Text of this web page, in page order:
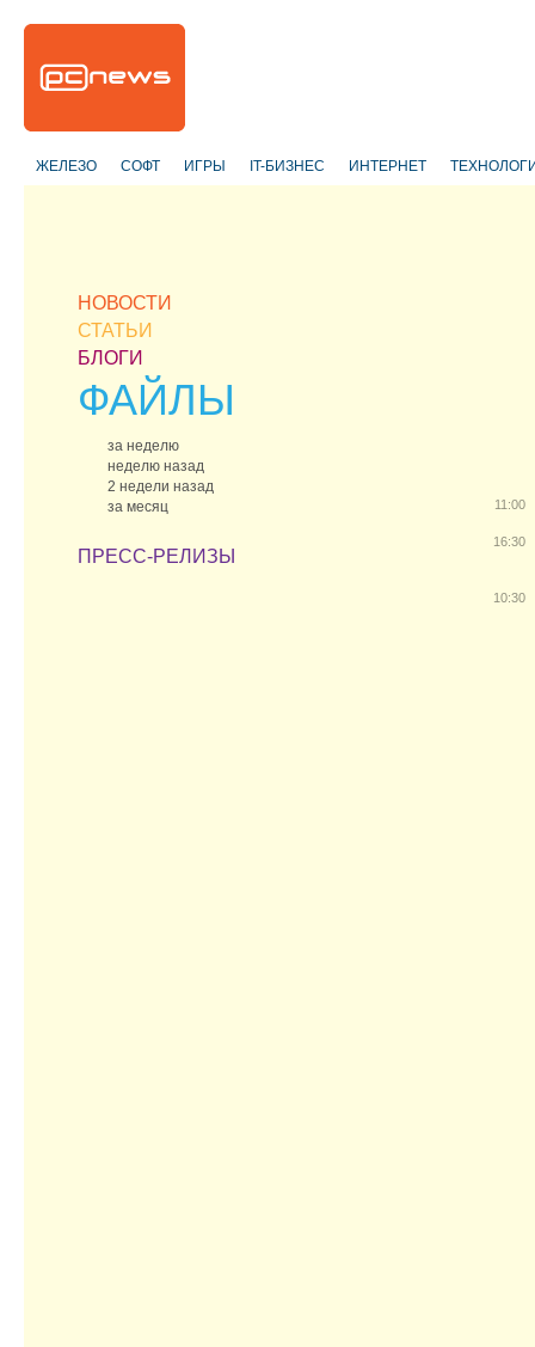
ЖЕЛЕЗО СОФТ ИГРЫ IT-БИЗНЕС ИНТЕРНЕТ
НОВОСТИ
СТАТЬИ
БЛОГИ
ФАЙЛЫ
за неделю
неделю назад
2 недели назад
за месяц
ПРЕСС-РЕЛИЗЫ
11:00
16:30
10:30